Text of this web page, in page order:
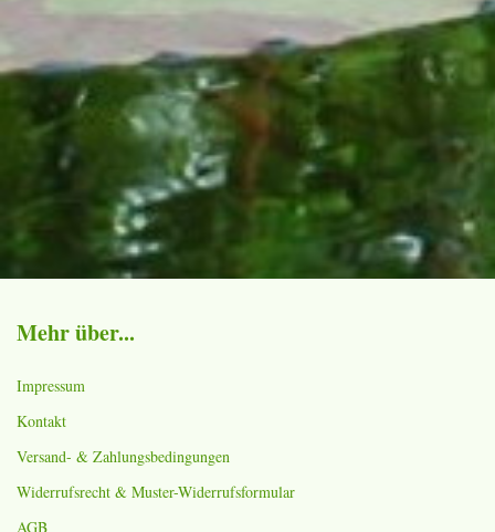
Mehr über...
Impressum
Kontakt
Versand- & Zahlungsbedingungen
Widerrufsrecht & Muster-Widerrufsformular
AGB